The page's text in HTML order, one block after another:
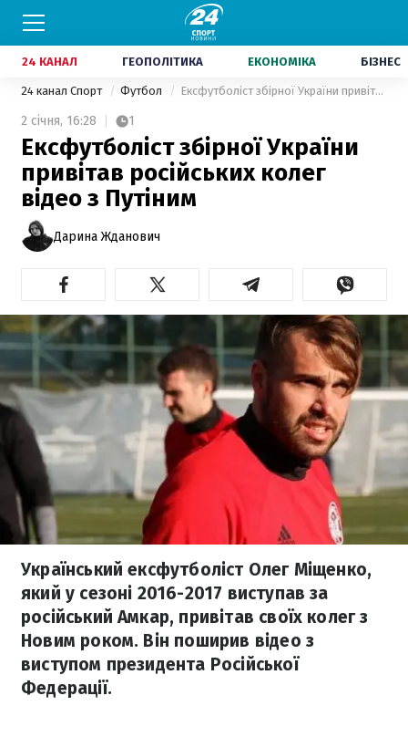
24 КАНАЛ ГЕОПОЛІТИКА ЕКОНОМІКА БІЗНЕС
24 канал Спорт Футбол Ексфутболіст збірної України привітав російських колег відео з Путіним
2 січня, 16:28 1
Ексфутболіст збірної України
привітав російських колег
відео з Путіним
Дарина Жданович
Український ексфутболіст Олег Міщенко,
який у сезоні 2016-2017 виступав за
російський Амкар, привітав своїх колег з
Новим роком. Він поширив відео з
виступом президента Російської
Федерації.